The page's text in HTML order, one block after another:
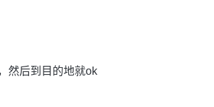
然后到目的地就ok